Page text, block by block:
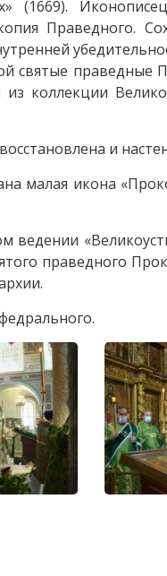
(1669).
Праведного.
святые праведные
коллекции
и
малая икона
ведении
праведного